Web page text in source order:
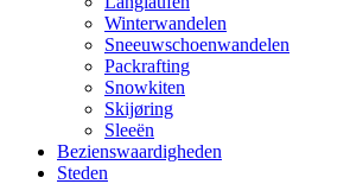
Winterwandelen
Sneeuwschoenwandelen
Packrafting
Snowkiten
Skijøring
Sleeën
Bezienswaardigheden
Steden